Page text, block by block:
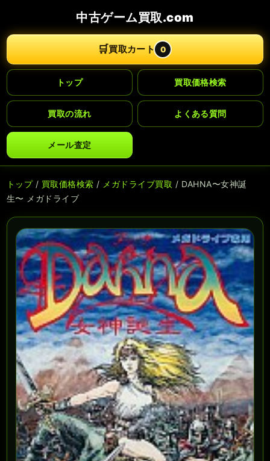
中古ゲーム買取.com
🛒買取カート 0
トップ 買取価格検索
買取の流れ よくある質問
メール査定
トップ/ 買取価格検索 / メガドライブ買取 / DAHNA〜女神誕
生〜 メガドライブ